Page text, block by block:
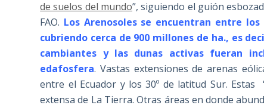
de suelos del mundo”, siguiendo el guión
FAO. Los Arenosoles se encuentran entre
cubriendo cerca de 900 millones de ha., es
cambiantes y las dunas activas fueran
edafosfera. Vastas extensiones de arenas
entre el Ecuador y los 30º de latitud Sur. Estas
extensa de La Tierra. Otras áreas en donde